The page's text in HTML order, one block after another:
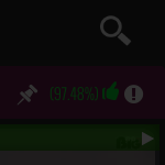
(97.48%)